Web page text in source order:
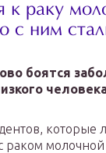
к раку
с ним
боятся
которые
раком